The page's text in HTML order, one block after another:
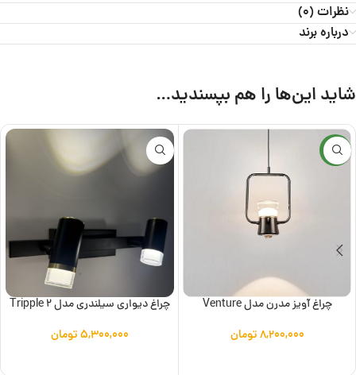
نظرات (0)
درباره برند
شاید این‌ها را هم بپسندید…
جدید
چراغ آویز مدرن مدل Venture
۸,۲۰۰,۰۰۰تومان
چراغ دیواری سیلندری مدل Tripple 2
۵,۳۰۰,۰۰۰تومان